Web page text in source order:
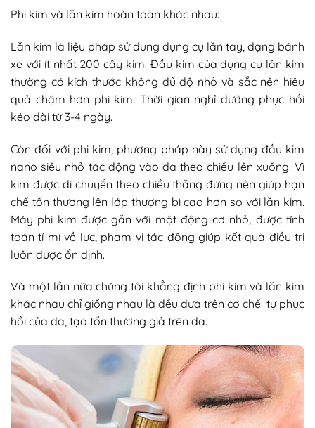
Phi kim và lăn kim hoàn toàn khác nhau:
Lăn kim là liệu pháp sử dụng dụng cụ lăn tay, dạng bánh
xe với ít nhất 200 cây kim. Đầu kim của dụng cụ lăn kim
thường có kích thước không đủ độ nhỏ và sắc nên hiệu
quả chậm hơn phi kim. Thời gian nghỉ dưỡng phục hồi
kéo dài từ 3-4 ngày.
Còn đối với phi kim, phương pháp này sử dụng đầu kim
nano siêu nhỏ tác động vào da theo chiều lên xuống. Vì
kim được di chuyển theo chiều thẳng đứng nên giúp hạn
chế tổn thương lên lớp thượng bì cao hơn so với lăn kim.
Máy phi kim được gắn với một động cơ nhỏ, được tính
toán tỉ mỉ về lực, phạm vi tác động giúp kết quả điều trị
luôn được ổn định.
Và một lần nữa chúng tôi khẳng định phi kim và lăn kim
khác nhau chỉ giống nhau là đều dựa trên cơ chế tự phục
hồi của da, tạo tổn thương giả trên da.